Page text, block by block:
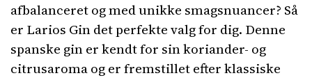
afbalanceret og med unikke smagsnuancer? Så
er Larios Gin det perfekte valg for dig. Denne
spanske gin er kendt for sin koriander- og
citrusaroma og er fremstillet efter klassiske